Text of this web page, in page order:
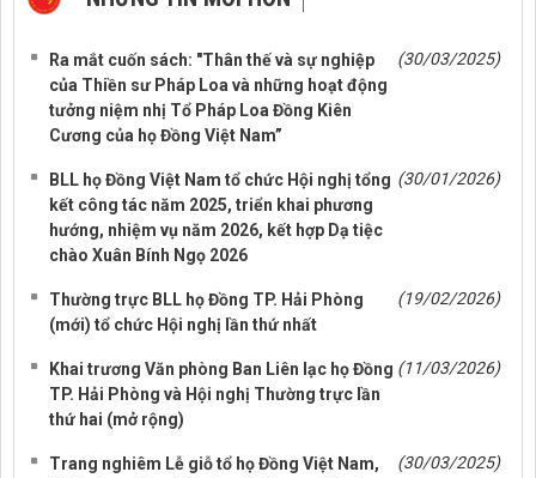
Ra mắt cuốn sách: "Thân thế và sự nghiệp
của Thiền sư Pháp Loa và những hoạt động
tưởng niệm nhị Tổ Pháp Loa Đồng Kiên
Cương của họ Đồng Việt Nam”
(30/03/2025)
BLL họ Đồng Việt Nam tổ chức Hội nghị tổng
kết công tác năm 2025, triển khai phương
hướng, nhiệm vụ năm 2026, kết hợp Dạ tiệc
chào Xuân Bính Ngọ 2026
(30/01/2026)
Thường trực BLL họ Đồng TP. Hải Phòng
(mới) tổ chức Hội nghị lần thứ nhất
(19/02/2026)
Khai trương Văn phòng Ban Liên lạc họ Đồng
TP. Hải Phòng và Hội nghị Thường trực lần
thứ hai (mở rộng)
(11/03/2026)
Trang nghiêm Lễ giỗ tổ họ Đồng Việt Nam,
(30/03/2025)